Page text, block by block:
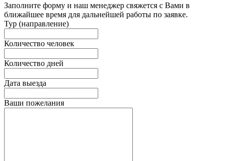
Заполните форму и наш менеджер свяжется с Вами в
ближайшее время для дальнейшей работы по заявке.
Тур (направление)
Количество человек
Количество дней
Дата выезда
Ваши пожелания